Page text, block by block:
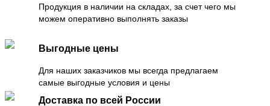
Продукция в наличии на складах, за счет чего мы
можем оперативно выполнять заказы
Выгодные цены
Для наших заказчиков мы всегда предлагаем
самые выгодные условия и цены
Доставка по всей России